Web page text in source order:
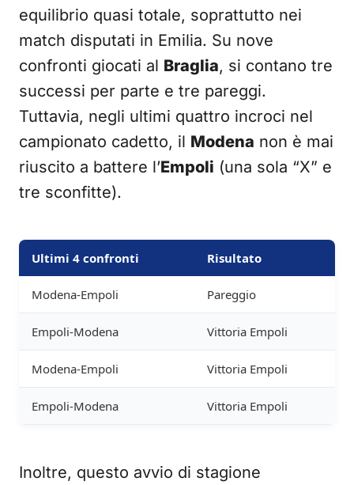
equilibrio quasi totale, soprattutto nei
match disputati in Emilia. Su nove
confronti giocati al Braglia, si contano tre
successi per parte e tre pareggi.
Tuttavia, negli ultimi quattro incroci nel
campionato cadetto, il Modena non è mai
riuscito a battere l’Empoli (una sola “X” e
tre sconfitte).
Ultimi 4 confronti Risultato
Modena-Empoli Pareggio
Empoli-Modena Vittoria Empoli
Modena-Empoli Vittoria Empoli
Empoli-Modena Vittoria Empoli
Inoltre, questo avvio di stagione